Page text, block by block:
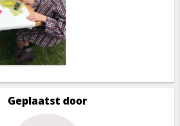
Geplaatst door